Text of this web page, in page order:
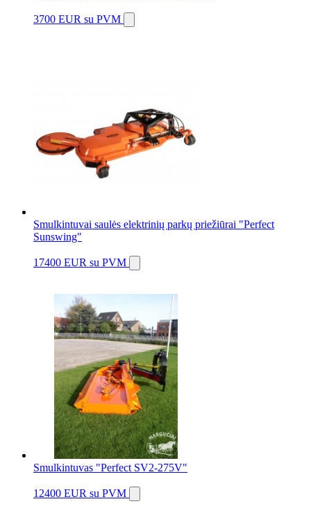
3700 EUR su PVM
Smulkintuvai saulės elektrinių parkų priežiūrai "Perfect
Sunswing"
17400 EUR su PVM
Smulkintuvas "Perfect SV2-275V"
12400 EUR su PVM